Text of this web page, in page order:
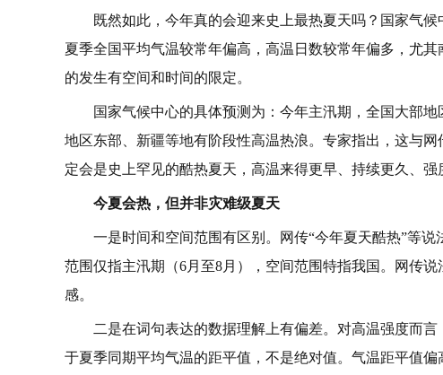
既然如此，今年真的会迎来史上最热夏天吗？国家气
夏季全国平均气温较常年偏高，高温日数较常年偏多，尤
的发生有空间和时间的限定。
国家气候中心的具体预测为：今年主汛期，全国大部
地区东部、新疆等地有阶段性高温热浪。专家指出，这与
定会是史上罕见的酷热夏天，高温来得更早、持续更久、强
今夏会热，但并非灾难级夏天
一是时间和空间范围有区别。网传“今年夏天酷热”等
范围仅指主汛期（6月至8月），空间范围特指我国。网传
感。
二是在词句表达的数据理解上有偏差。对高温强度而
于夏季同期平均气温的距平值，不是绝对值。气温距平值